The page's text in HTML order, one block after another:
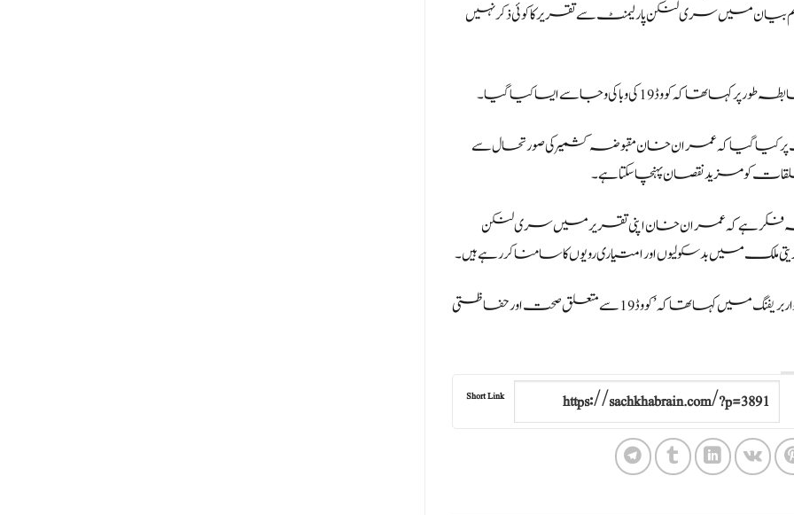
بیان میں سری لنکن پارلیمنٹ سے تقریر کا کوئی ذکر نہیں
کی وبا کی وجا سے ایسا کیا گیا۔
پر کیا گیا کہ عمران خان مقبوضہ کشمیر کی صورتحال سے
کو مزید نقصان پہنچا سکتا ہے۔
ہے کہ عمران خان اپنی تقریر میں سری لنکن
ملک میں بدسکولیوں اور امتیاری رویوں کا سامنا کر رہے ہیں۔
علاوہ ازیں دفتر خارجہ کے ترجمان زاہد حفیظ چوہدری نے ہفتہ وار بریفنگ میں کہا تھا کہ ’کووڈ 19 سے متعلق صحت اور حفاظتی
Short Link